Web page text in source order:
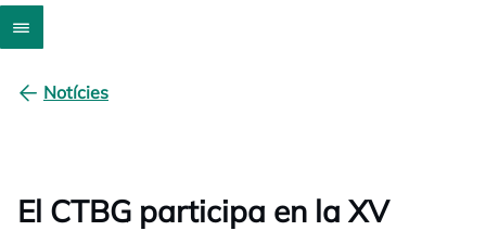
Notícies
El CTBG participa en la XV